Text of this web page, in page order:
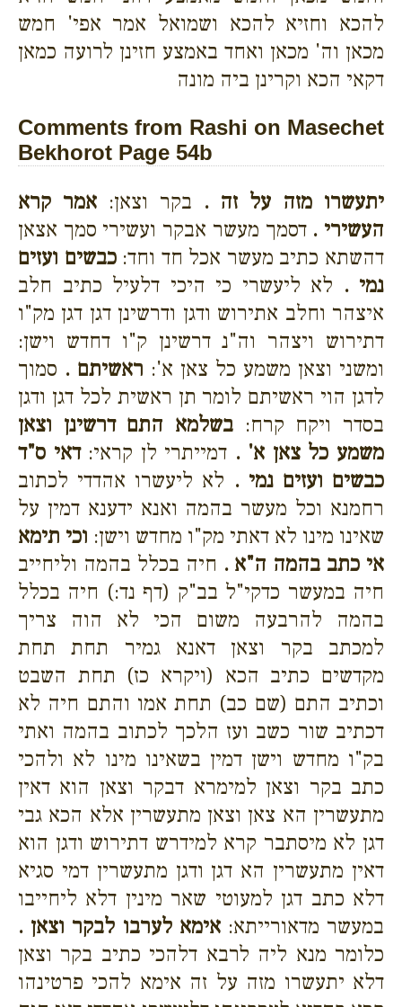
להכא וחזיא להכא ושמואל אמר אפי' חמש
מכאן וה' מכאן ואחד באמצע חזינן לרועה כמאן
דקאי הכא וקרינן ביה מונה
Comments from Rashi on Masechet
Bekhorot Page 54b
יתעשרו מזה על זה . בקר וצאן:אמר קרא
העשירי . דסמך מעשר אבקר ועשירי סמך אצאן
דהשתא כתיב מעשר אכל חד וחד:כבשים ועזים
נמי . לא ליעשרי כי היכי דלעיל כתיב חלב
איצהר וחלב אתירוש ודגן ודרשינן דגן דגן מק"ו
דתירוש ויצהר וה"נ דרשינן ק"ו דחדש וישן:
ומשני וצאן משמע כל צאן א': ראשיתם . סמוך
לדגן הוי ראשיתם לומר תן ראשית לכל דגן ודגן
בסדר ויקח קרח: בשלמא התם דרשינן וצאן
משמע כל צאן א' . דמייתרי לן קראי:דאי ס"ד
כבשים ועזים נמי . לא ליעשרו אהדדי לכתוב
רחמנא וכל מעשר בהמה ואנא ידענא דמין על
שאינו מינו לא דאתי מק"ו מחדש וישן: וכי תימא
אי כתב בהמה ה"א . חיה בכלל בהמה וליחייב
חיה במעשר כדקי"ל בב"ק (דף נד:) חיה בכלל
בהמה להרבעה משום הכי לא הוה צריך
למכתב בקר וצאן דאנא גמיר תחת תחת
מקדשים כתיב הכא (ויקרא כז) תחת השבט
וכתיב התם (שם כב) תחת אמו והתם חיה לא
דכתיב שור כשב ועז הלכך לכתוב בהמה ואתי
בק"ו מחדש וישן דמין בשאינו מינו לא ולהכי
כתב בקר וצאן למימרא דבקר וצאן הוא דאין
מתעשרין הא צאן וצאן מתעשרין אלא הכא גבי
דגן לא מיסתבר קרא למידרש דתירוש ודגן הוא
דאין מתעשרין הא דגן ודגן מתעשרין דמי סגיא
דלא כתב דגן למעוטי שאר מינין דלא ליחייבו
במעשר מדאורייתא:אימא לערבו לבקר וצאן .
כלומר מנא ליה לרבא דלהכי כתיב בקר וצאן
דלא יתעשרו מזה על זה אימא להכי פרטינהו